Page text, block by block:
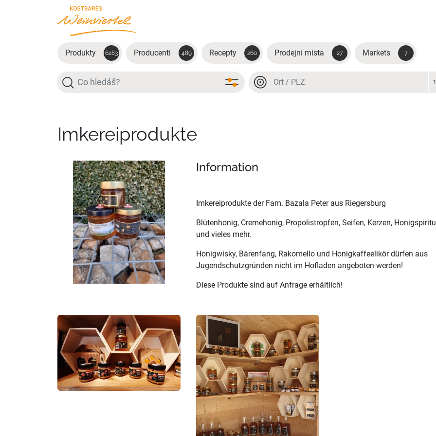
Přejít na hlavní obsah
Produkty 6283 Producenti 489 Recepty 260 Prodejní místa 27 Markets 7
Hledat Místo nebo PSČ
Imkereiprodukte
Information
Imkereiprodukte der Fam. Bazala Peter aus Riegersburg
Blütenhonig, Cremehonig, Propolistropfen, Seifen, Kerzen,
und vieles mehr.
Honigwisky, Bärenfang, Rakomello und Honigkaffeelikör dürfen aus
Jugendschutzgründen nicht im Hofladen angeboten werden!
Diese Produkte sind auf Anfrage erhältlich!